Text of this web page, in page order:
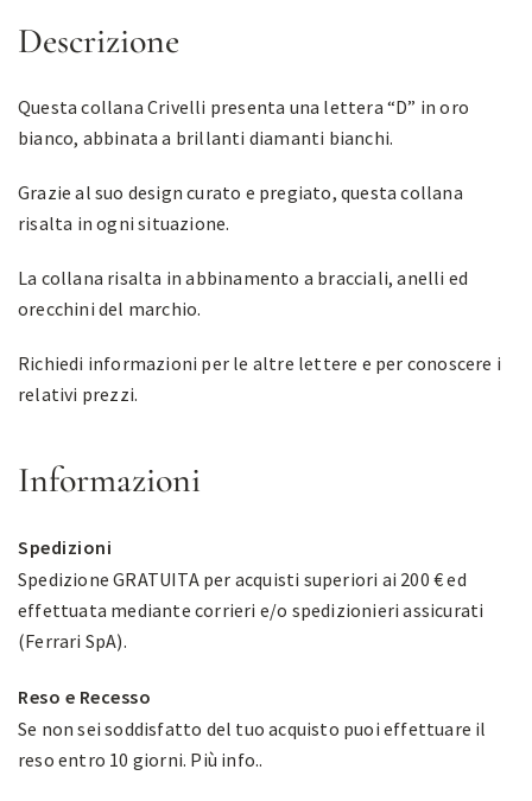
Descrizione
Questa collana Crivelli presenta una lettera “D” in oro
bianco, abbinata a brillanti diamanti bianchi.
Grazie al suo design curato e pregiato, questa collana
risalta in ogni situazione.
La collana risalta in abbinamento a bracciali, anelli ed
orecchini del marchio.
Richiedi informazioni per le altre lettere e per conoscere i
relativi prezzi.
Informazioni
Spedizioni
Spedizione GRATUITA per acquisti superiori ai 200 € ed
effettuata mediante corrieri e/o spedizionieri assicurati
(Ferrari SpA).
Reso e Recesso
Se non sei soddisfatto del tuo acquisto puoi effettuare il
reso entro 10 giorni. Più info..